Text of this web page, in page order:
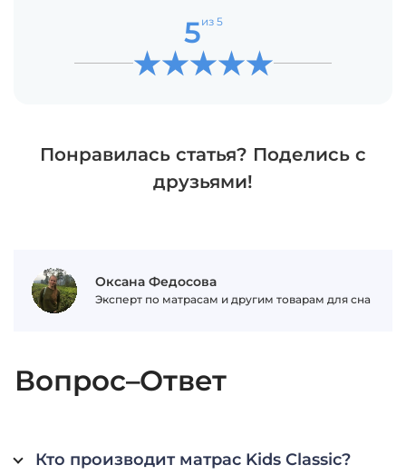
5из 5
Понравилась статья? Поделись с
друзьями!
Оксана Федосова
Эксперт по матрасам и другим товарам для сна
Вопрос–Ответ
Кто производит матрас Kids Classic?